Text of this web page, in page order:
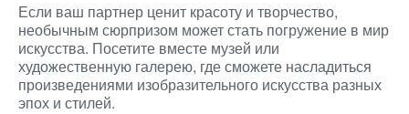
Если ваш партнер ценит красоту и творчество,
необычным сюрпризом может стать погружение в мир
искусства. Посетите вместе музей или
художественную галерею, где сможете насладиться
произведениями изобразительного искусства разных
эпох и стилей.